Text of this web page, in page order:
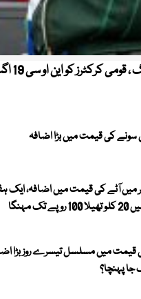
میں آٹے کی قیمت میں اضافہ، ایک
تک مہنگا
میں مسلسل تیسرے روز بڑا
پہنچا؟